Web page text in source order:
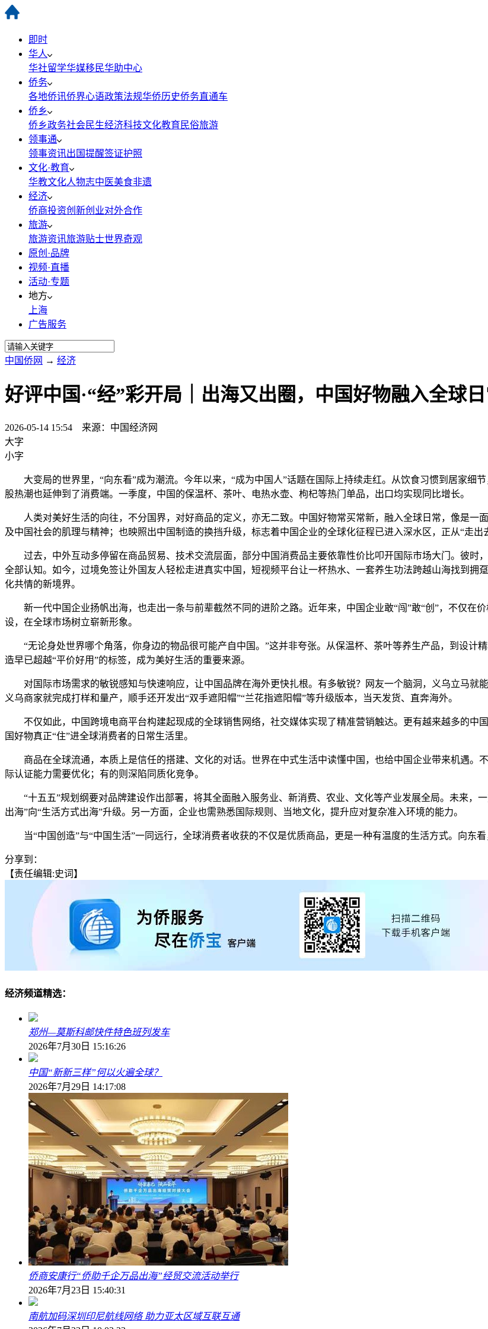
即时
华人
华社留学华媒移民华助中心
侨务
各地侨讯侨界心语政策法规华侨历史侨务直通车
侨乡
侨乡政务社会民生经济科技文化教育 民俗旅游
领事通
领事资讯出国提醒签证护照
文化·教育
华教文化人物志中医美食非遗
经济
侨商投资创新创业对外合作
旅游
旅游资讯旅游贴士世界奇观
原创·品牌
视频·直播
活动·专题
地方
上海
广告服务
中国侨网 → 经济
好评中国·“经”彩开局｜出海又出圈，中国好物融入全球
2026-05-14 15:54 来源：中国经济网
大字
小字
大变局的世界里，“向东看”成为潮流。今年以来，“成为中国人”话题在国际上持续走红。从饮食习惯到居家细
股热潮也延伸到了消费端。一季度，中国的保温杯、茶叶、电热水壶、枸杞等热门单品，出口均实现同比增长。
人类对美好生活的向往，不分国界，对好商品的定义，亦无二致。中国好物常买常新，融入全球日常，像是一
及中国社会的肌理与精神；也映照出中国制造的换挡升级，标志着中国企业的全球化征程已进入深水区，正从“走出
过去，中外互动多停留在商品贸易、技术交流层面，部分中国消费品主要依靠性价比叩开国际市场大门。彼时
全部认知。如今，过境免签让外国友人轻松走进真实中国，短视频平台让一杯热水、一套养生功法跨越山海找到拥
化共情的新境界。
新一代中国企业扬帆出海，也走出一条与前辈截然不同的进阶之路。近年来，中国企业敢“闯”敢“创”，不仅在
设，在全球市场树立崭新形象。
“无论身处世界哪个角落，你身边的物品很可能产自中国。”这并非夸张。从保温杯、茶叶等养生产品，到设计
造早已超越“平价好用”的标签，成为美好生活的重要来源。
对国际市场需求的敏锐感知与快速响应，让中国品牌在海外更快扎根。有多敏锐？网友一个脑洞，义乌立马就能
义乌商家就完成打样和量产，顺手还开发出“双手遮阳帽”“兰花指遮阳帽”等升级版本，当天发货、直奔海外。
不仅如此，中国跨境电商平台构建起现成的全球销售网络，社交媒体实现了精准营销触达。更有越来越多的中
国好物真正“住”进全球消费者的日常生活里。
商品在全球流通，本质上是信任的搭建、文化的对话。世界在中式生活中读懂中国，也给中国企业带来机遇。
际认证能力需要优化；有的则深陷同质化竞争。
“十五五”规划纲要对品牌建设作出部署，将其全面融入服务业、新消费、农业、文化等产业发展全局。未来，
出海”向“生活方式出海”升级。另一方面，企业也需熟悉国际规则、当地文化，提升应对复杂准入环境的能力。
当“中国创造”与“中国生活”一同远行，全球消费者收获的不仅是优质商品，更是一种有温度的生活方式。向东
分享到：
【责任编辑:史词】
经济频道精选：
郑州—莫斯科邮快件特色班列发车
2026年7月30日 15:16:26
中国“新新三样”何以火遍全球？
2026年7月29日 14:17:08
侨商安康行“侨助千企万品出海”经贸交流活动举行
2026年7月23日 15:40:31
南航加码深圳印尼航线网络 助力亚太区域互联互通